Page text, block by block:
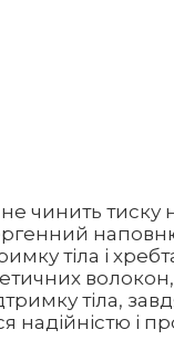
чинить тиску
тіла і
тіла,
надійністю і